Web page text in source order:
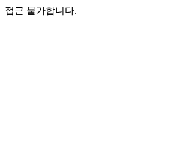
접근 불가합니다.